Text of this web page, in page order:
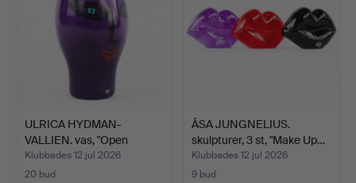
ULRICA HYDMAN-
VALLIEN. vas, "Open
Minds", …
Klubbades 12 jul 2026
20 bud
ÅSA JUNGNELIUS.
skulpturer, 3 st, "Make Up…
Klubbades 12 jul 2026
9 bud